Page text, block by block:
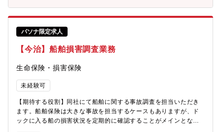
パソナ限定求人
【今治】船舶損害調査業務
生命保険・損害保険
未経験可
【期待する役割】同社にて船舶に関する事故調査を担当いただき
ます。船舶保険は大きな事故を担当するケースもありますが、ド
ックに入る船の損害状況を定期的に確認することがメインとなり